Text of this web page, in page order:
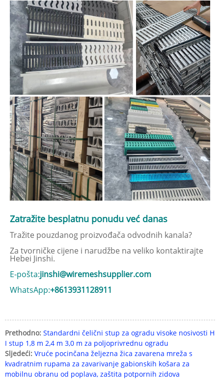
Zatražite besplatnu ponudu već danas
Tražite pouzdanog proizvođača odvodnih kanala?
Za tvorničke cijene i narudžbe na veliko kontaktirajte
Hebei Jinshi.
E-pošta:jinshi@wiremeshsupplier.com
WhatsApp:+8613931128911
Prethodno: Standardni čelični stup za ogradu visoke nosivosti H
I stup 1,8 m 2,4 m 3,0 m za poljoprivrednu ogradu
Sljedeći: Vruće pocinčana željezna žica zavarena mreža s
kvadratnim rupama za zavarivanje gabionskih košara za
mobilnu obranu od poplava, zaštita potpornih zidova